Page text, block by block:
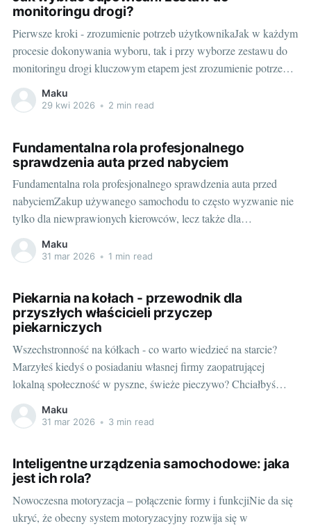
monitoringu drogi?
Pierwsze kroki - zrozumienie potrzeb użytkownikaJak w każdym
procesie dokonywania wyboru, tak i przy wyborze zestawu do
monitoringu drogi kluczowym etapem jest zrozumienie potrzeb
użytkownika. Do czego konkretnie chcemy wykorzystać nasz
zestaw? Czy zależy nam na rejestrowaniu obrazu tylko z przodu
Maku
29 kwi 2026 • 2 min read
Fundamentalna rola profesjonalnego
sprawdzenia auta przed nabyciem
Fundamentalna rola profesjonalnego sprawdzenia auta przed
nabyciemZakup używanego samochodu to często wyzwanie nie
tylko dla niewprawionych kierowców, lecz także dla
doświadczonych entuzjastów motoryzacji. Istotne, aby
zminimalizować ryzyko nieprzewidzianych problemów, które
kupnem grudziądz nabiera szczególnego
Maku
31 mar 2026 • 1 min read
Piekarnia na kołach - przewodnik dla
przyszłych właścicieli przyczep
piekarniczych
Wszechstronność na kółkach - co warto wiedzieć na starcie?
Marzyłeś kiedyś o posiadaniu własnej firmy zaopatrującej
lokalną społeczność w pyszne, świeże pieczywo? Chciałbyś
prowadzić biznes, który pozwoliłby Ci łączyć pasję do
piekarstwa z mobilnością i elastycznością? Brzmi jak sen, ale to
Maku
31 mar 2026 • 3 min read
Inteligentne urządzenia samochodowe: jaka
jest ich rola?
Nowoczesna motoryzacja – połączenie formy i funkcjiNie da się
ukryć, że obecny system motoryzacyjny rozwija się w